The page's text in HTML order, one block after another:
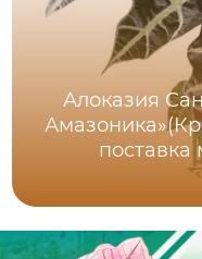
Алоказия
поставка